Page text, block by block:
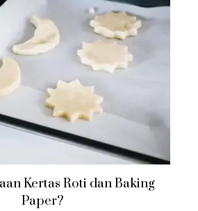
Kertas Roti dan Baking
Paper?